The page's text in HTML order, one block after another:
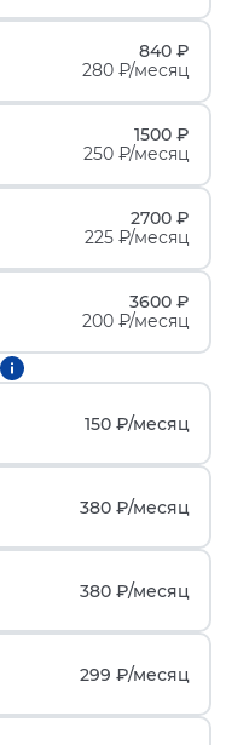
840 ₽
280 ₽/месяц
1500 ₽
250 ₽/месяц
2700 ₽
225 ₽/месяц
3600 ₽
200 ₽/месяц
150 ₽/месяц
380 ₽/месяц
380 ₽/месяц
299 ₽/месяц